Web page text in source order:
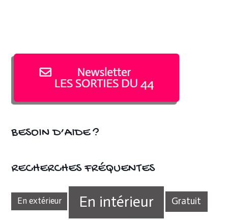
BESOIN D’AIDE ?
RECHERCHES FRÉQUENTES
En extérieur En intérieur Gratuit